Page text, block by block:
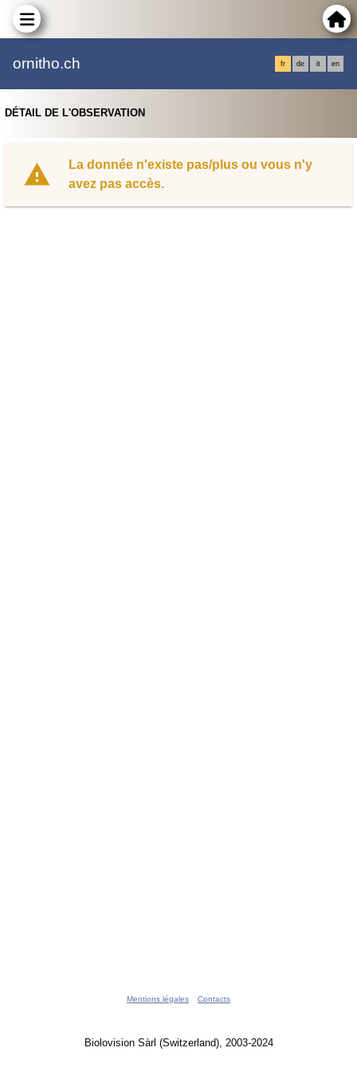
ornitho.ch fr de it en
DÉTAIL DE L'OBSERVATION
La donnée n'existe pas/plus ou vous n'y
avez pas accès.
Mentions légales Contacts
Biolovision Sàrl (Switzerland), 2003-2024